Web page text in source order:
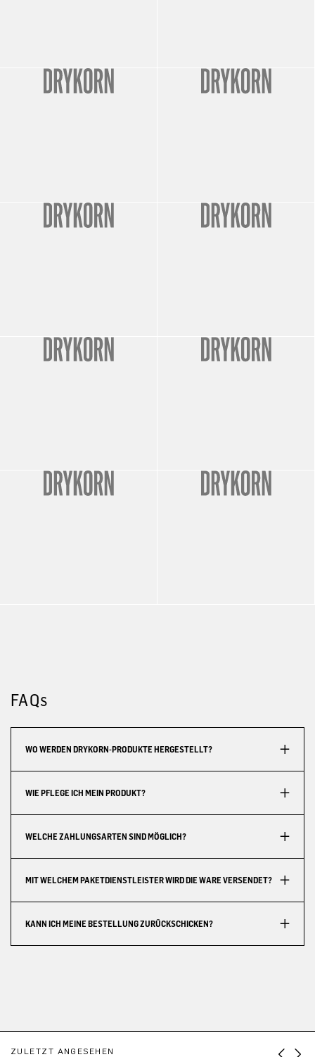
FAQs
WO WERDEN DRYKORN-PRODUKTE HERGESTELLT?
WIE PFLEGE ICH MEIN PRODUKT?
WELCHE ZAHLUNGSARTEN SIND MÖGLICH?
MIT WELCHEM PAKETDIENSTLEISTER WIRD DIE WARE VERSENDET?
KANN ICH MEINE BESTELLUNG ZURÜCKSCHICKEN?
ZULETZT ANGESEHEN